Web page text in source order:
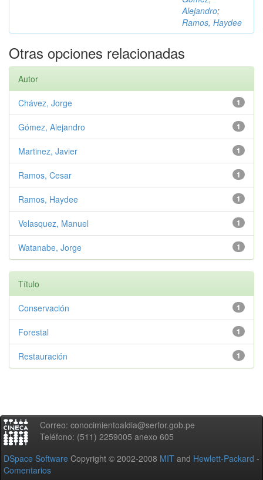
Alejandro;
Ramos, Haydee
Otras opciones relacionadas
Autor
1
Chávez, Jorge
1
Gómez, Alejandro
1
Martinez, Javier
1
Ramos, Cesar
1
Ramos, Haydee
1
Velasquez, Manuel
1
Watanabe, Jorge
Título
1
Conservación
1
Forestal
1
Restauración
Correo: conocimientoaldia@serfor.gob.pe
Teléfono: (511) 2259005 anexo 605
DSpace Software Copyright © 2002-2008 MIT and Hewlett-Packard -
Comentarios